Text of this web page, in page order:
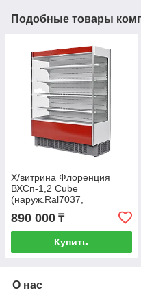
Подобные товары
Х/витрина Флоренция
ВХСп-1,2 Cube
(наруж.Ral7037,
внутр.Ral9003)
890 000 ₸
Купить
О нас